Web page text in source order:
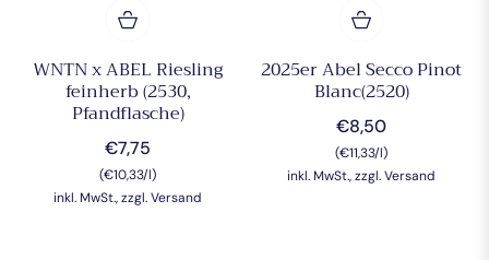
WNTN x ABEL Riesling
feinherb (2530,
Pfandflasche)
Normaler
Preis
€7,75
(€10,33/l)
inkl. MwSt., zzgl. Versand
2025er Abel Secco Pinot
Blanc(2520)
Normaler
Preis
€8,50
(€11,33/l)
inkl. MwSt., zzgl. Versand